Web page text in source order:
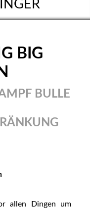
BIG
BULLE
allen Dingen um